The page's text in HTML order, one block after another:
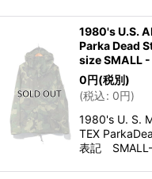
1980's U.S.
Parka Dead
size SMALL -
0円(税別)
(税込: 0円)
1980's U. S.
TEX
表記 SMALL-